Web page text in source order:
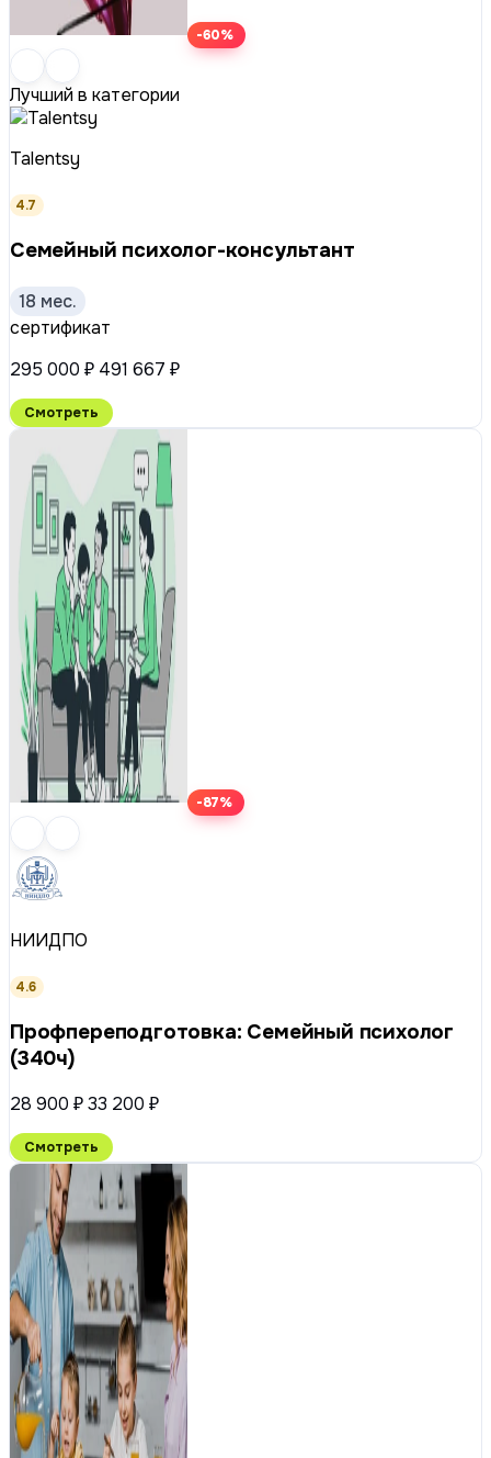
-60%
Лучший в категории
Talentsy
4.7
Семейный психолог-консультант
18 мес.
сертификат
295 000 ₽ 491 667 ₽
Смотреть
-87%
НИИДПО
4.6
Профпереподготовка: Семейный психолог
(340ч)
28 900 ₽33 200 ₽
Смотреть